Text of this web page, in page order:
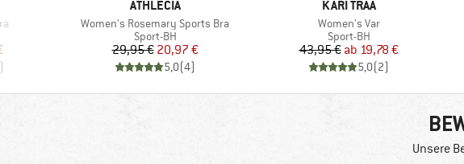
Preis
MARKE
ATHLECIA
Artikel
Women's Rosemary Sports Bra
Produktgruppe
Sport-BH
Preis
29,95 €reduzierter Preis
20,97 €
5,0(4)
MARKE
KARI TRAA
Artikel
Women's Var
Produktgruppe
Sport-BH
Preis
43,95 € reduzierter Preis
ab 19,78 €
5,0(2)
Unsere